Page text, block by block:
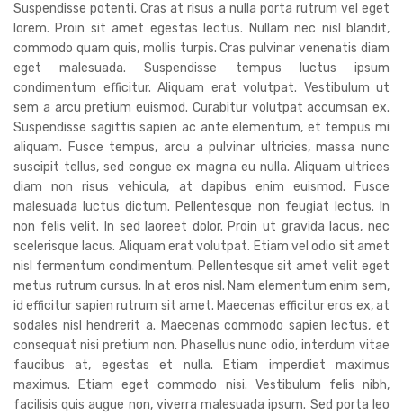
Suspendisse potenti. Cras at risus a nulla porta rutrum vel eget
lorem. Proin sit amet egestas lectus. Nullam nec nisl blandit,
commodo quam quis, mollis turpis. Cras pulvinar venenatis diam
eget malesuada. Suspendisse tempus luctus ipsum
condimentum efficitur. Aliquam erat volutpat. Vestibulum ut
sem a arcu pretium euismod. Curabitur volutpat accumsan ex.
Suspendisse sagittis sapien ac ante elementum, et tempus mi
aliquam. Fusce tempus, arcu a pulvinar ultricies, massa nunc
suscipit tellus, sed congue ex magna eu nulla. Aliquam ultrices
diam non risus vehicula, at dapibus enim euismod. Fusce
malesuada luctus dictum. Pellentesque non feugiat lectus. In
non felis velit. In sed laoreet dolor. Proin ut gravida lacus, nec
scelerisque lacus. Aliquam erat volutpat. Etiam vel odio sit amet
nisl fermentum condimentum. Pellentesque sit amet velit eget
metus rutrum cursus. In at eros nisl. Nam elementum enim sem,
id efficitur sapien rutrum sit amet. Maecenas efficitur eros ex, at
sodales nisl hendrerit a. Maecenas commodo sapien lectus, et
consequat nisi pretium non. Phasellus nunc odio, interdum vitae
faucibus at, egestas et nulla. Etiam imperdiet maximus
maximus. Etiam eget commodo nisi. Vestibulum felis nibh,
facilisis quis augue non, viverra malesuada ipsum. Sed porta leo